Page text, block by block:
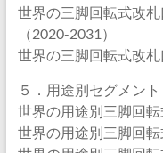
世界の三脚回転式改
（2020-2031）
世界の三脚回転式改
５．用途別セグメント
世界の用途別三脚回
世界の用途別三脚回